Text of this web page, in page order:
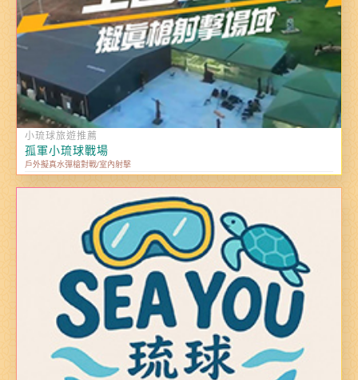
小琉球旅遊推薦
孤軍小琉球戰場
戶外擬真水彈槍對戰/室內射擊